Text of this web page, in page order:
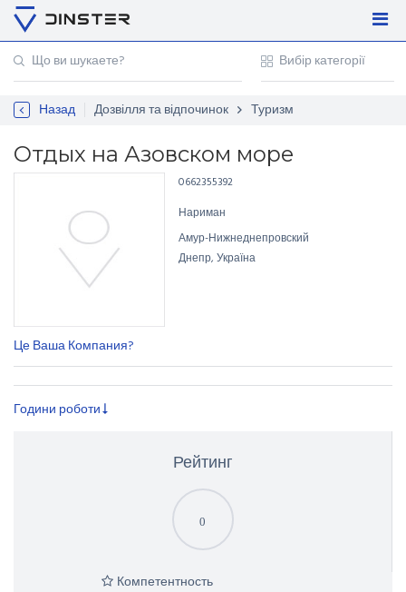
Регістрація
Контакти
Для підприємців
Назад Дозвілля та відпочинок Туризм
Отдых на Азовском море
Це Ваша Компания?
0662355392
Нариман
Амур-Нижнеднепровский
Днепр, Україна
Години роботи
Рейтинг
0
Компетентность